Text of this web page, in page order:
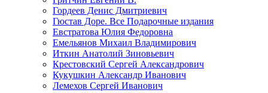
Гордеев Денис Дмитриевич
Гюстав Доре. Все Подарочные издания
Евстратова Юлия Федоровна
Емельянов Михаил Владимирович
Иткин Анатолий Зиновьевич
Крестовский Сергей Александрович
Кукушкин Александр Иванович
Лемехов Сергей Иванович